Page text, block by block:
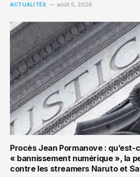
ACTUALITÉS août 5, 2026
Procès Jean Pormanove : qu’est-
« bannissement numérique », la
contre les streamers Naruto et